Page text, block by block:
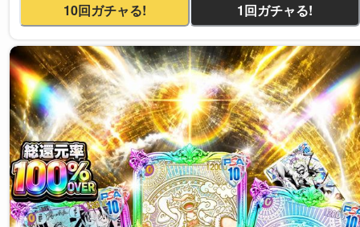
10回ガチャる! 1回ガチャる!